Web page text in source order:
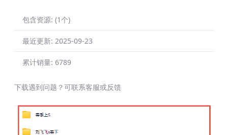
包含资源: (1个)
最近更新: 2025-09-23
累计销量: 6789
下载遇到问题？可联系客服或反馈